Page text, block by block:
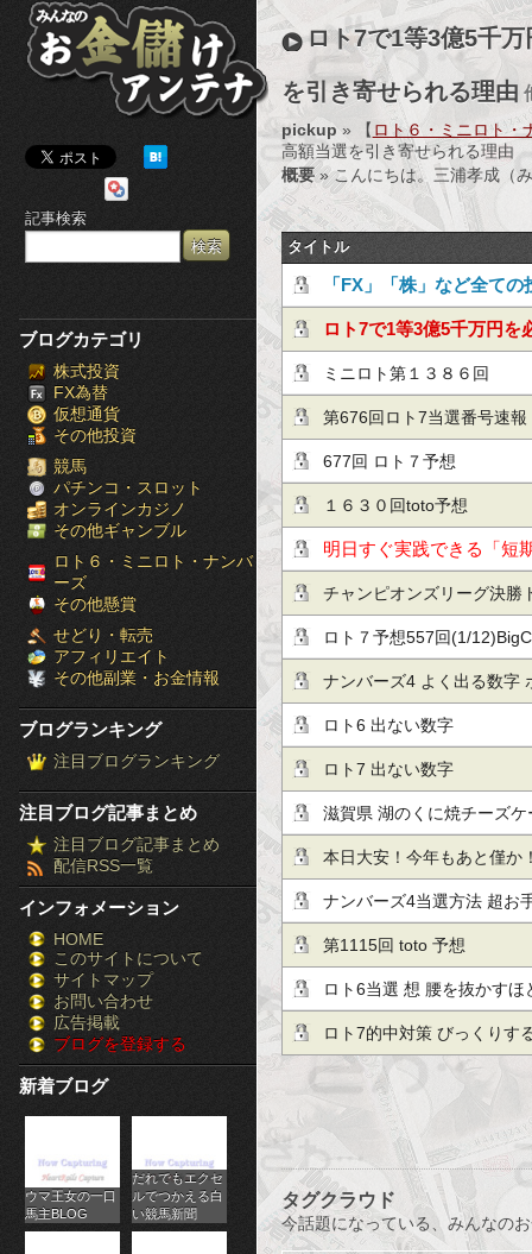
み
ん
な
の
お
金
儲
け
ア
ン
テ
ナ
［ブ
ロ
グ
ラ
ン
キ
ン
グ］-
株
FX
競
馬
チ
ス
ロ
記事検索
ブログカテゴリ
株式投資
FX為替
仮想通貨
その他投資
競馬
パチンコ・スロット
オンラインカジノ
その他ギャンブル
ロト６・ミニロト・ナンバ
ーズ
その他懸賞
せどり・転売
アフィリエイト
その他副業・お金情報
ブログランキング
注目ブログランキング
注目ブログ記事まとめ
注目ブログ記事まとめ
配信RSS一覧
インフォメーション
HOME
このサイトについて
サイトマップ
お問い合わせ
広告掲載
ブログを登録する
新着ブログ
ウマ王女の一口
馬主BLOG
だれでもエクセ
ルでつかえる白
い競馬新聞
ロト7で1等3億5千
を引き寄せられる理由
pickup » 【 ロト６・ミニロト・
高額当選を引き寄せられる理由
概要» こんにちは。三浦孝成（
タイトル
「FX」「株」など全て
必見！投資の失敗は投資
ロト7で1等3億5千万円を
資系金融マンが語る高額
由
ミニロト第１３８６回
第676回ロト7当選番号速
677回 ロト７予想
１６３０回toto予想
明日すぐ実践できる「短
だけ公開！
チャンピオンズリーグ決勝
ロト７予想557回(1/
ナンバーズ4 よく出る数字
ロト6 出ない数字
ロト7 出ない数字
滋賀県 湖のくに焼チーズケ
本日大安！今年もあと僅か
ナンバーズ4当選方法 超お
第1115回 toto 予想
ロト6当選 想 腰を抜かすほ
ロト7的中対策 びっくりす
タグクラウド
今話題になっている、みんなの